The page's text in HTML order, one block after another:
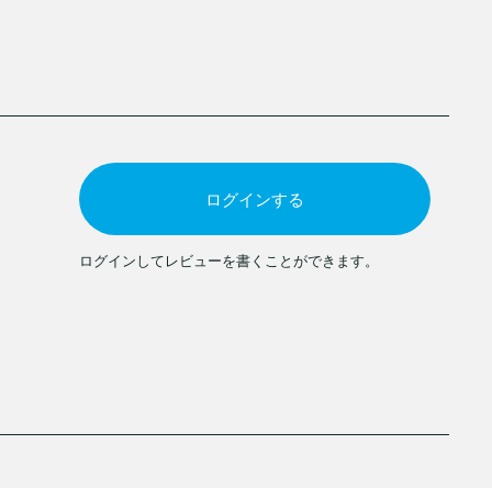
ログインする
ログインしてレビューを書くことができます。